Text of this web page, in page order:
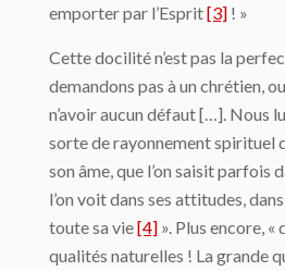
emporter par l’Esprit[3] ! »
Cette docilité n’est pas la
demandons pas à un chrétien,
n’avoir aucun défaut […]. Nous
sorte de rayonnement spirituel
son âme, que l’on saisit parfois
l’on voit dans ses attitudes,
toute sa vie[4] ». Plus encore, «
qualités naturelles ! La grande